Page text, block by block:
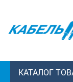
КАТАЛОГ